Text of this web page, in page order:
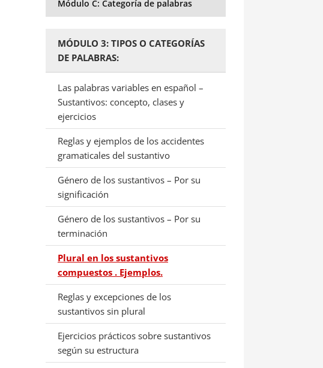
Módulo C: Categoría de palabras
MÓDULO 3: TIPOS O CATEGORÍAS
DE PALABRAS:
Las palabras variables en español –
Sustantivos: concepto, clases y
ejercicios
Reglas y ejemplos de los accidentes
gramaticales del sustantivo
Género de los sustantivos – Por su
significación
Género de los sustantivos – Por su
terminación
Plural en los sustantivos
compuestos . Ejemplos.
Reglas y excepciones de los
sustantivos sin plural
Ejercicios prácticos sobre sustantivos
según su estructura